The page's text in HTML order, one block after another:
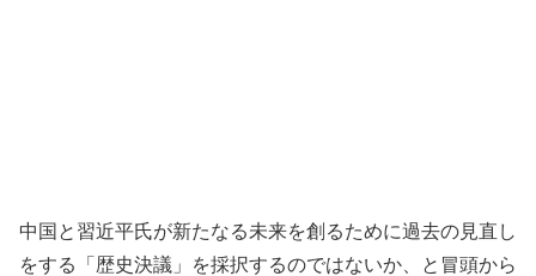
中国と習近平氏が新たなる未来を創るために過去の見直し
をする「歴史決議」を採択するのではないか、と冒頭から